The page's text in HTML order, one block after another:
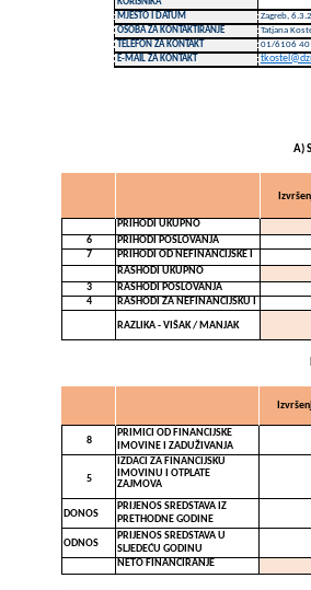
KORISNIKA
MJESTO I DATUM
Zagreb,
OSOBA ZA KONTAKTIRANJE
Tatjana
TELEFON ZA KONTAKT
01/6106
E-MAIL ZA KONTAKT
PRIHODI UKUPNO
6
PRIHODI POSLOVANJA
7
PRIHODI OD NEFINANCIJSKE I
RASHODI UKUPNO
3
RASHODI POSLOVANJA
4
RASHODI ZA NEFINANCIJSKU I
RAZLIKA - VIŠAK / MANJAK
8
PRIMICI OD FINANCIJSKE
IMOVINE I ZADUŽIVANJA
5
IZDACI ZA FINANCIJSKU
IMOVINU I OTPLATE
ZAJMOVA
DONOS
PRIJENOS SREDSTAVA IZ
PRETHODNE GODINE
ODNOS
PRIJENOS SREDSTAVA U
SLJEDEĆU GODINU
NETO FINANCIRANJE